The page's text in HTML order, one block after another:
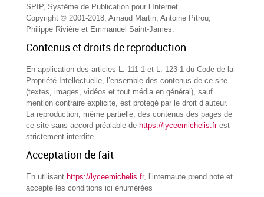
SPIP, Système de Publication pour l’Internet
Copyright © 2001-2018, Arnaud Martin, Antoine Pitrou,
Philippe Rivière et Emmanuel Saint-James.
Contenus et droits de reproduction
En application des articles L. 111-1 et L. 123-1 du Code de la
Propriété Intellectuelle, l’ensemble des contenus de ce site
(textes, images, vidéos et tout média en général), sauf
mention contraire explicite, est protégé par le droit d’auteur.
La reproduction, même partielle, des contenus des pages de
ce site sans accord préalable de https://lyceemichelis.frest
strictement interdite.
Acceptation de fait
En utilisant https://lyceemichelis.fr, l’internaute prend note et
accepte les conditions ici énumérées